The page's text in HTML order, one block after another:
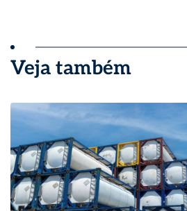
Veja também